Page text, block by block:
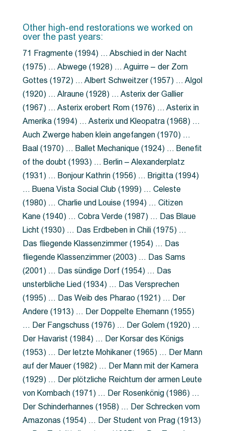
Other high-end restorations we worked on
over the past years:
71 Fragmente (1994) … Abschied in der Nacht
(1975) … Abwege (1928) … Aguirre – der Zorn
Gottes (1972) … Albert Schweitzer (1957) … Algol
(1920) … Alraune (1928) … Asterix der Gallier
(1967) … Asterix erobert Rom (1976) … Asterix in
Amerika (1994) … Asterix und Kleopatra (1968) …
Auch Zwerge haben klein angefangen (1970) …
Baal (1970) … Ballet Mechanique (1924) … Benefit
of the doubt (1993) … Berlin – Alexanderplatz
(1931) … Bonjour Kathrin (1956) … Brigitta (1994)
… Buena Vista Social Club (1999) … Celeste
(1980) … Charlie und Louise (1994) … Citizen
Kane (1940) … Cobra Verde (1987) … Das Blaue
Licht (1930) … Das Erdbeben in Chili (1975) …
Das fliegende Klassenzimmer (1954) … Das
fliegende Klassenzimmer (2003) … Das Sams
(2001) … Das sündige Dorf (1954) … Das
unsterbliche Lied (1934) … Das Versprechen
(1995) … Das Weib des Pharao (1921) … Der
Andere (1913) … Der Doppelte Ehemann (1955)
… Der Fangschuss (1976) … Der Golem (1920) …
Der Havarist (1984) … Der Korsar des Königs
(1953) … Der letzte Mohikaner (1965) … Der Mann
auf der Mauer (1982) … Der Mann mit der Kamera
(1929) … Der plötzliche Reichtum der armen Leute
von Kombach (1971) … Der Rosenkönig (1986) …
Der Schinderhannes (1958) … Der Schrecken vom
Amazonas (1954) … Der Student von Prag (1913)